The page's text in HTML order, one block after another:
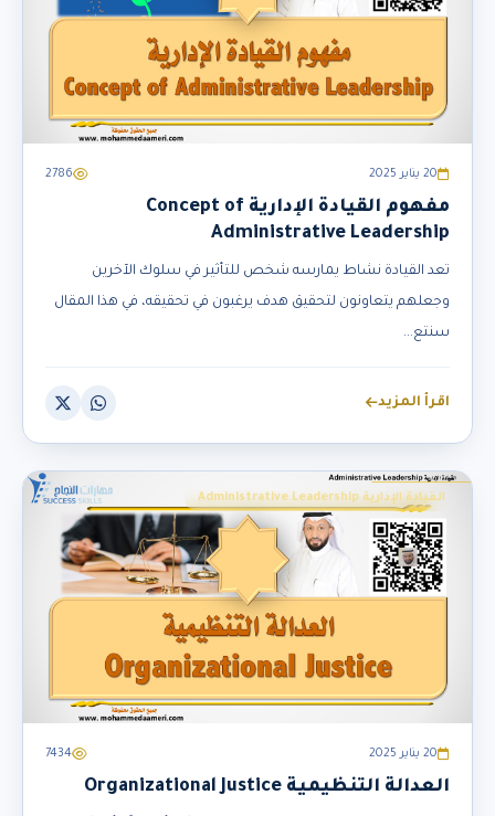
20 يناير 2025 2786
مفهوم القيادة الإدارية Concept of
Administrative Leadership
تعد القيادة نشاط يمارسه شخص للتأثير في سلوك الآخرين
وجعلهم يتعاونون لتحقيق هدف يرغبون في تحقيقه، في هذا المقال
سنتع...
اقرأ المزيد
القيادة الإدارية Administrative Leadership
20 يناير 2025 7434
العدالة التنظيمية Organizational Justice